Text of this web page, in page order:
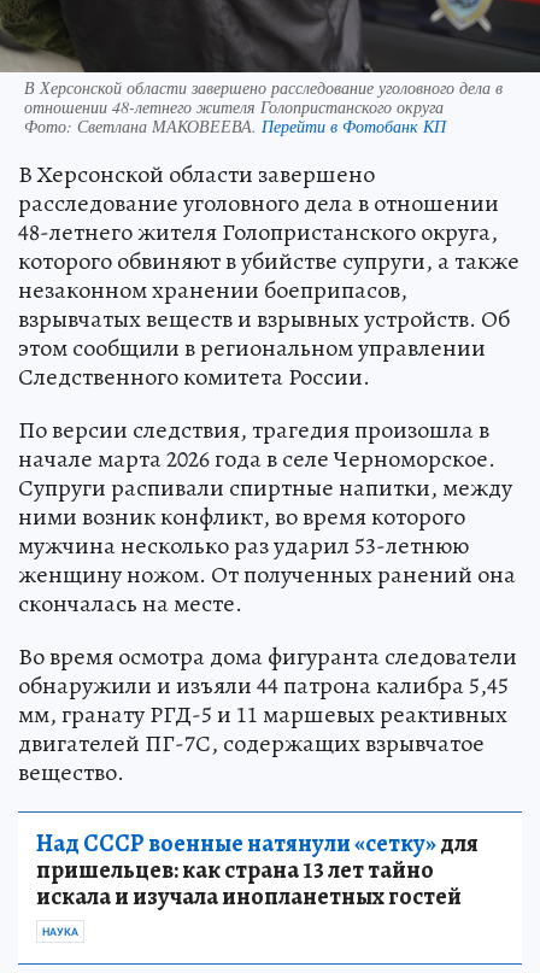
В Херсонской области завершено расследование уголовного дела в
отношении 48-летнего жителя Голопристанского округа
Фото: Светлана МАКОВЕЕВА. Перейти в Фотобанк КП
В Херсонской области завершено
расследование уголовного дела в отношении
48-летнего жителя Голопристанского округа,
которого обвиняют в убийстве супруги, а также
незаконном хранении боеприпасов,
взрывчатых веществ и взрывных устройств. Об
этом сообщили в региональном управлении
Следственного комитета России.
По версии следствия, трагедия произошла в
начале марта 2026 года в селе Черноморское.
Супруги распивали спиртные напитки, между
ними возник конфликт, во время которого
мужчина несколько раз ударил 53-летнюю
женщину ножом. От полученных ранений она
скончалась на месте.
Во время осмотра дома фигуранта следователи
обнаружили и изъяли 44 патрона калибра 5,45
мм, гранату РГД-5 и 11 маршевых реактивных
двигателей ПГ-7С, содержащих взрывчатое
вещество.
Над СССР военные натянули «сетку»для
пришельцев: как страна 13 лет тайно
искала и изучала инопланетных гостей
НАУКА